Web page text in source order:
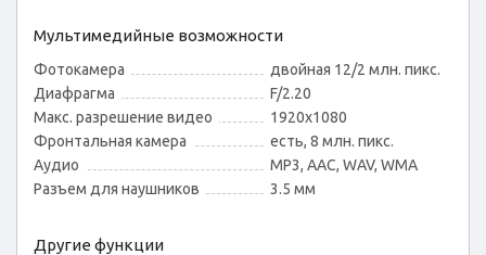
Мультимедийные возможности
Фотокамера
двойная 12/2 млн. пикс.
Диафрагма
F/2.20
Макс. разрешение видео
1920x1080
Фронтальная камера
есть, 8 млн. пикс.
Аудио
MP3, AAC, WAV, WMA
Разъем для наушников
3.5 мм
Другие функции